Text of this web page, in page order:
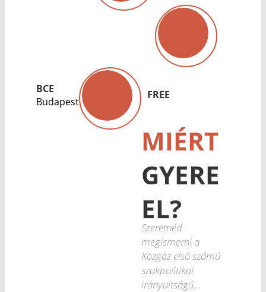
BCE
Budapest
FREE
MIÉRT
GYERE
EL?
Szeretnéd
megismerni a
Közgáz első számú
szakpolitikai
irányultságú...